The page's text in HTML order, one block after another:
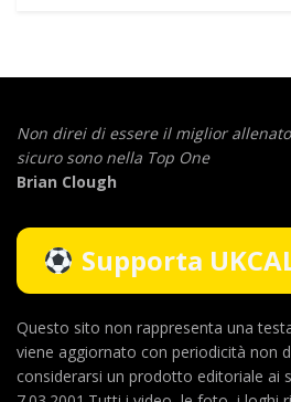
Non direi di essere il miglior
sicuro sono nella Top One
Brian Clough
Supporta
Questo sito non rappresenta una
viene aggiornato con periodicità non
considerarsi un prodotto editoriale ai